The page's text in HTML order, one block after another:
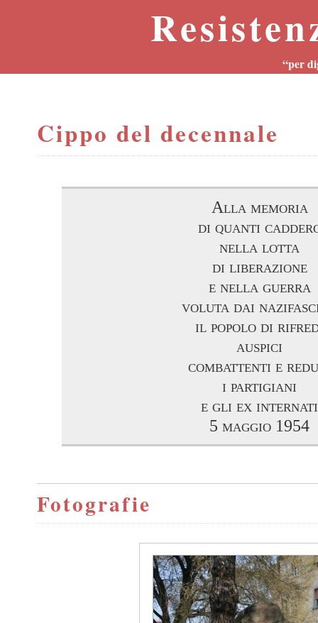
“per
Cippo del decennale
Alla memoria
di quanti
nella lotta
di liberazione
e nella guerra
voluta dai
il popolo di
auspici
combattenti e
i partigiani
e gli ex internati
5 maggio 1954
Fotografie